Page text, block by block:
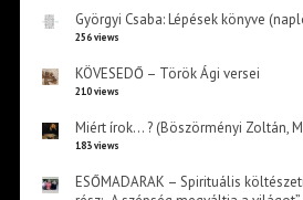
Györgyi Csaba: Lépések könyve
256 views
KÖVESEDŐ – Török Ági versei
210 views
Miért írok… ? (Böszörményi Zoltán,
183 views
ESŐMADARAK – Spirituális